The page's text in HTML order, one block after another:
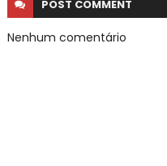
POST COMMENT
Nenhum comentário